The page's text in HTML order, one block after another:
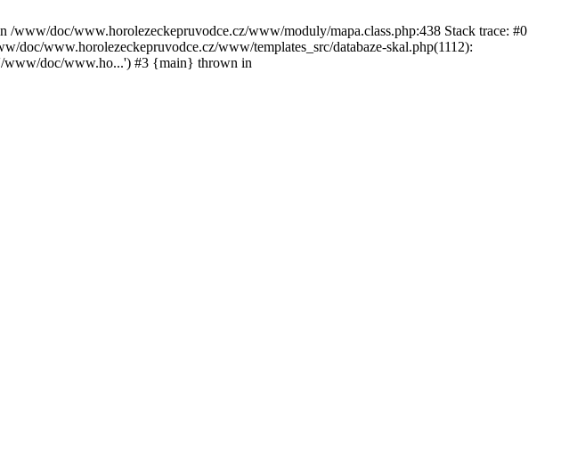
www/doc/www.horolezeckepruvodce.cz/www/moduly/mapa.class.php:438 Stack trace: #0
www.horolezeckepruvodce.cz/www/templates_src/databaze-skal.php(1112):
www/doc/www.ho...') #3 {main} thrown in